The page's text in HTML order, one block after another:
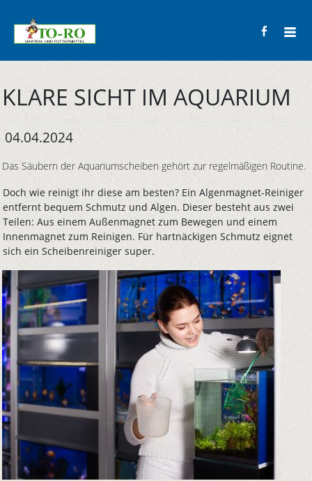
KLARE SICHT IM AQUARIUM
04.04.2024
Das Säubern der Aquariumscheiben gehört zur regelmäßigen Routine.
Doch wie reinigt ihr diese am besten? Ein Algenmagnet-Reiniger
entfernt bequem Schmutz und Algen. Dieser besteht aus zwei
Teilen: Aus einem Außenmagnet zum Bewegen und einem
Innenmagnet zum Reinigen. Für hartnäckigen Schmutz eignet
sich ein Scheibenreiniger super.